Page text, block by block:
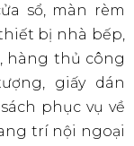
sổ, màn rèm
bị nhà bếp,
hàng thủ công
giấy dán
phục vụ về
trí nội ngoại